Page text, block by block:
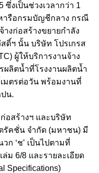
ซึ่งเป็นช่วงเวลากว่า 1
ารือกรมบัญชีกลาง กรณี
างก่อสร้างขยายกำลัง
ดิ์ฯ นั้น บริษัท โปรเกรส
ผู้ให้บริการงานจ้าง
ผลิตน้ำที่โรงงานผลิตน้ำ
มตรต่อวัน พร้อมงานที่
น.
อสร้างฯ และบริษัท
รัคชั่น จำกัด (มหาชน) มี
ก ‘ช’ เป็นไปตามที่
ม 6/8 และรายละเอียด
Specifications)